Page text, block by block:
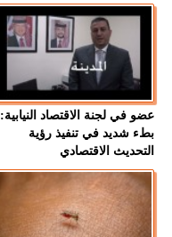
عضو في لجنة الاقتصاد النيابية:
بطء شديد في تنفيذ رؤية
التحديث الاقتصادي